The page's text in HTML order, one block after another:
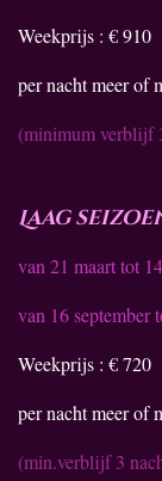
Weekprijs : € 910
per nacht meer of
(minimum verblijf
Laag
van 21 maart tot
van 16 september
Weekprijs : € 720
per nacht meer of
(min.verblijf 3